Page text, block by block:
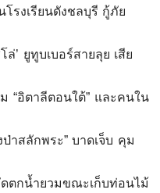
โรงเรียนดังชลบุรี กู้ภัย
’ ยูทูบเบอร์สายลุย เสีย
“อิตาลีตอนใต้” และคนใน
าสลักพระ” บาดเจ็บ คุม
ตกน้ำยวมขณะเก็บท่อนไม้